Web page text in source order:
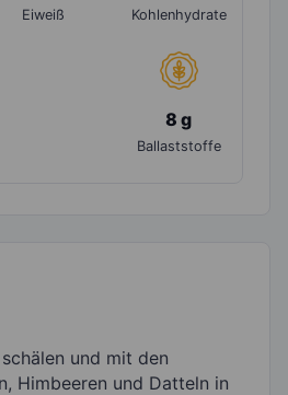
Eiweiß Kohlenhydrate
8 g
Ballaststoffe
und mit den
Himbeeren und Datteln in